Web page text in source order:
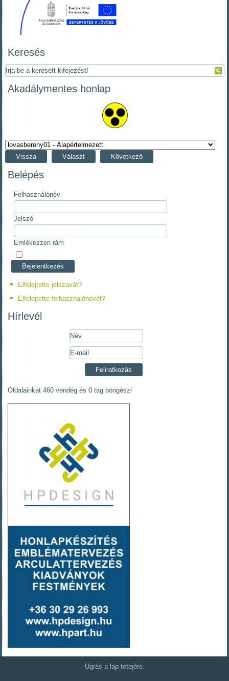
Keresés
Akadálymentes honlap
Vissza Választ Következő
Belépés
Felhasználónév
Jelszó
Emlékezzen rám
Elfelejtette jelszavát?
Elfelejtette felhasználónevét?
Hírlevél
Oldalainkat 460 vendég és 0 tag böngészi
Ugrás a lap tetejére.